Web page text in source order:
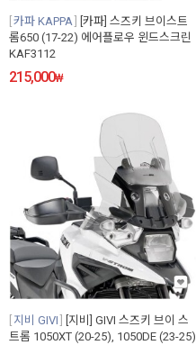
카파 KAPPA
[카파] 스즈키 브이스트
롬650 (17-22) 에어플로우 윈드스크린
KAF3112
215,000₩
지비 GIVI
[지비] GIVI 스즈키 브이 스
트롬 1050XT (20-25), 1050DE (23-25)